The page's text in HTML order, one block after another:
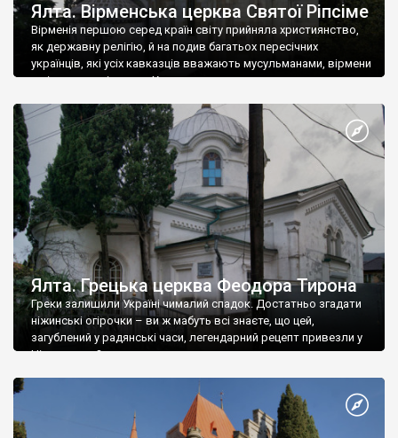
Ялта. Вірменська церква Святої Ріпсіме
Вірменія першою серед країн світу прийняла християнство,
як державну релігію, й на подив багатьох пересічних
українців, які усіх кавказців вважають мусульманами, вірмени
є відданими вірянами Христа
Ялта. Грецька церква Феодора Тирона
Греки залишили Україні чималий спадок. Достатньо згадати
ніжинські огірочки – ви ж мабуть всі знаєте, що цей,
загублений у радянські часи, легендарний рецепт привезли у
Ніжин греки?